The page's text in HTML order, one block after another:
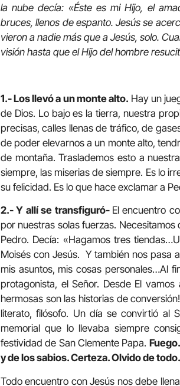
la nube decía: «Éste es mi Hijo, el
bruces, llenos de espanto. Jesús se
vieron a nadie más que a Jesús, solo.
visión hasta que el Hijo del hombre
1.- Los llevó a un monte alto. Hay un
de Dios. Lo bajo es la tierra, nuestra
precisas, calles llenas de tráfico, de
de poder elevarnos a un monte alto,
de montaña. Traslademos esto a
siempre, las miserias de siempre. Es lo
su felicidad. Es lo que hace exclamar a
2.- Y allí se transfiguró- El encuentro
por nuestras solas fuerzas.
Pedro. Decía: «Hagamos tres
Moisés con Jesús. Y también nos pasa
mis asuntos, mis cosas personales…Al
protagonista, el Señor. Desde El
hermosas son las historias de
literato, filósofo. Un día se convirtió al
memorial que lo llevaba siempre
festividad de San Clemente Papa.
y de los sabios. Certeza. Olvido de
Todo encuentro con Jesús nos debe